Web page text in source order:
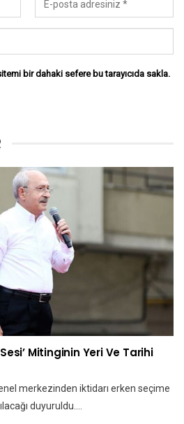
bir dahaki sefere bu tarayıcıda sakla.
Mitinginin Yeri Ve Tarihi
merkezinden iktidarı erken seçime
duyuruldu.…